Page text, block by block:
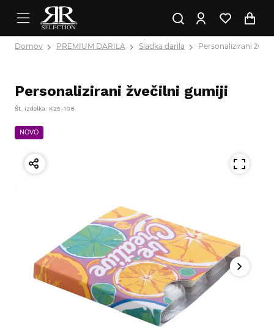
Domov PREMIUM DARILA Sladka darila Personalizirani
Personalizirani žvečilni gumiji
Št. izdelka: K25-108
NOVO